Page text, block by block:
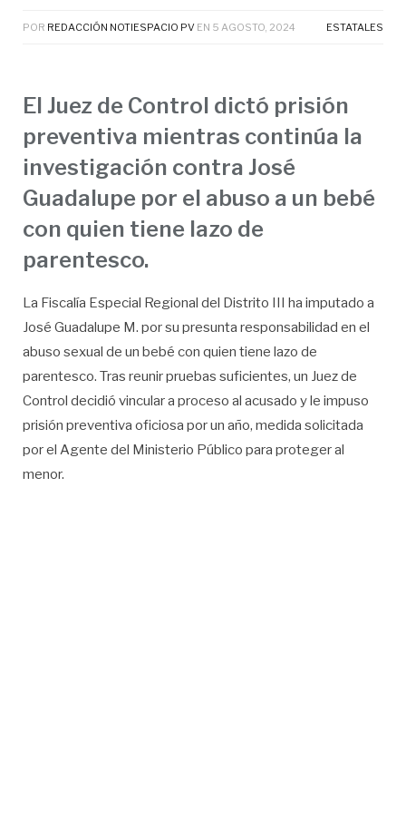
POR REDACCIÓN NOTIESPACIO PV EN 5 AGOSTO, 2024 ESTATALES
El Juez de Control dictó prisión
preventiva mientras continúa la
investigación contra José
Guadalupe por el abuso a un bebé
con quien tiene lazo de
parentesco.
La Fiscalía Especial Regional del Distrito III ha imputado a
José Guadalupe M. por su presunta responsabilidad en el
abuso sexual de un bebé con quien tiene lazo de
parentesco. Tras reunir pruebas suficientes, un Juez de
Control decidió vincular a proceso al acusado y le impuso
prisión preventiva oficiosa por un año, medida solicitada
por el Agente del Ministerio Público para proteger al
menor.